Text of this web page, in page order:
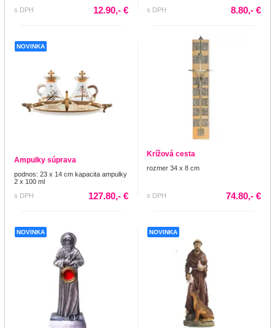
s DPH
12.90,- € s DPH 8.80,- €
NOVINKA
Ampulky súprava
podnos: 23 x 14 cm kapacita ampulky
2 x 100 ml
s DPH
127.80,- €
Krížová cesta
rozmer 34 x 8 cm
s DPH 74.80,- €
NOVINKA NOVINKA